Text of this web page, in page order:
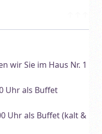
wir Sie im Haus Nr. 1
als Buffet
Uhr als Buffet (kalt &